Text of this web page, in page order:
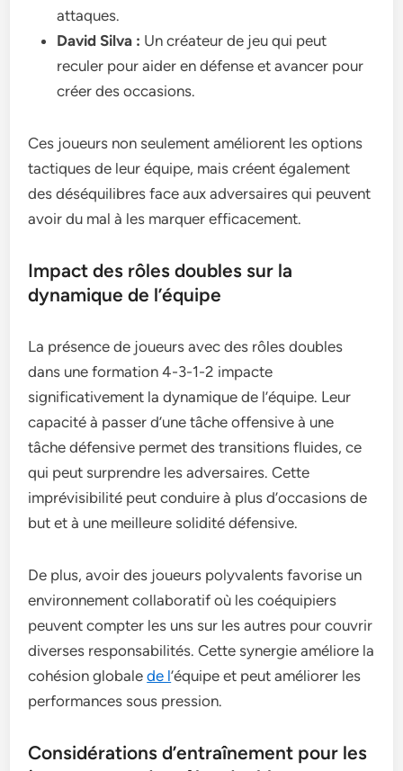
attaques.
David Silva : Un créateur de jeu qui peut
reculer pour aider en défense et avancer pour
créer des occasions.
Ces joueurs non seulement améliorent les options
tactiques de leur équipe, mais créent également
des déséquilibres face aux adversaires qui peuvent
avoir du mal à les marquer efficacement.
Impact des rôles doubles sur la
dynamique de l’équipe
La présence de joueurs avec des rôles doubles
dans une formation 4-3-1-2 impacte
significativement la dynamique de l’équipe. Leur
capacité à passer d’une tâche offensive à une
tâche défensive permet des transitions fluides, ce
qui peut surprendre les adversaires. Cette
imprévisibilité peut conduire à plus d’occasions de
but et à une meilleure solidité défensive.
De plus, avoir des joueurs polyvalents favorise un
environnement collaboratif où les coéquipiers
peuvent compter les uns sur les autres pour couvrir
diverses responsabilités. Cette synergie améliore la
cohésion globalede l’équipe et peut améliorer les
performances sous pression.
Considérations d’entraînement pour les